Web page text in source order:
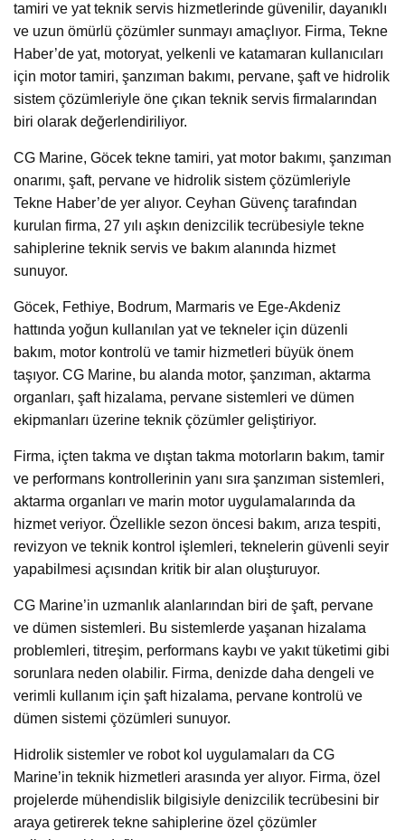
tamiri ve yat teknik servis hizmetlerinde güvenilir, dayanıklı
ve uzun ömürlü çözümler sunmayı amaçlıyor. Firma, Tekne
Haber’de yat, motoryat, yelkenli ve katamaran kullanıcıları
için motor tamiri, şanzıman bakımı, pervane, şaft ve hidrolik
sistem çözümleriyle öne çıkan teknik servis firmalarından
biri olarak değerlendiriliyor.
CG Marine, Göcek tekne tamiri, yat motor bakımı, şanzıman
onarımı, şaft, pervane ve hidrolik sistem çözümleriyle
Tekne Haber’de yer alıyor. Ceyhan Güvenç tarafından
kurulan firma, 27 yılı aşkın denizcilik tecrübesiyle tekne
sahiplerine teknik servis ve bakım alanında hizmet
sunuyor.
Göcek, Fethiye, Bodrum, Marmaris ve Ege-Akdeniz
hattında yoğun kullanılan yat ve tekneler için düzenli
bakım, motor kontrolü ve tamir hizmetleri büyük önem
taşıyor. CG Marine, bu alanda motor, şanzıman, aktarma
organları, şaft hizalama, pervane sistemleri ve dümen
ekipmanları üzerine teknik çözümler geliştiriyor.
Firma, içten takma ve dıştan takma motorların bakım, tamir
ve performans kontrollerinin yanı sıra şanzıman sistemleri,
aktarma organları ve marin motor uygulamalarında da
hizmet veriyor. Özellikle sezon öncesi bakım, arıza tespiti,
revizyon ve teknik kontrol işlemleri, teknelerin güvenli seyir
yapabilmesi açısından kritik bir alan oluşturuyor.
CG Marine’in uzmanlık alanlarından biri de şaft, pervane
ve dümen sistemleri. Bu sistemlerde yaşanan hizalama
problemleri, titreşim, performans kaybı ve yakıt tüketimi gibi
sorunlara neden olabilir. Firma, denizde daha dengeli ve
verimli kullanım için şaft hizalama, pervane kontrolü ve
dümen sistemi çözümleri sunuyor.
Hidrolik sistemler ve robot kol uygulamaları da CG
Marine’in teknik hizmetleri arasında yer alıyor. Firma, özel
projelerde mühendislik bilgisiyle denizcilik tecrübesini bir
araya getirerek tekne sahiplerine özel çözümler